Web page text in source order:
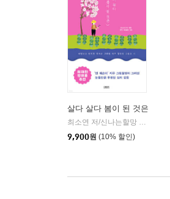
살다 살다 봄이 된 것은
9,900원 (10% 할인)